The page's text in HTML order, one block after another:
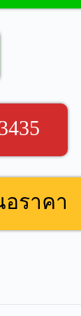
อราคา